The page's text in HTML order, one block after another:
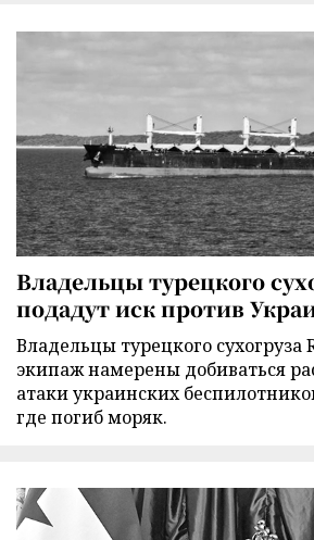
Владельцы турецкого
подадут иск против
Владельцы турецкого сухогруза
экипаж намерены добиваться
атаки украинских
где погиб моряк.